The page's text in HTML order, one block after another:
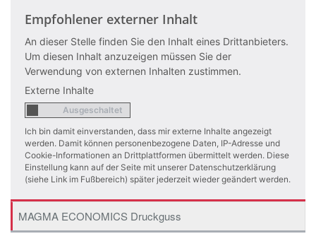
Empfohlener externer Inhalt
An dieser Stelle finden Sie den Inhalt eines Drittanbieters.
Um diesen Inhalt anzuzeigen müssen Sie der
Verwendung von externen Inhalten zustimmen.
Externe Inhalte
Ich bin damit einverstanden, dass mir externe Inhalte angezeigt
werden. Damit können personenbezogene Daten, IP-Adresse und
Cookie-Informationen an Drittplattformen übermittelt werden. Diese
Einstellung kann auf der Seite mit unserer Datenschutzerklärung
(siehe Link im Fußbereich) später jederzeit wieder geändert werden.
MAGMA ECONOMICS Druckguss